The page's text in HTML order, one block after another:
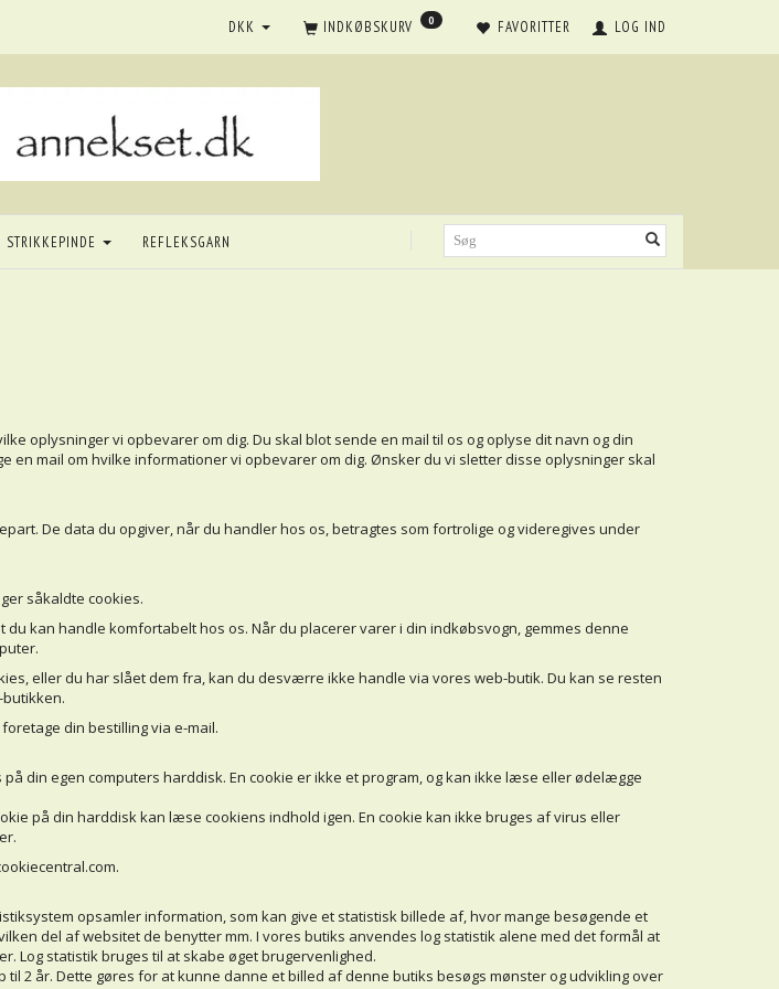
FAVORITTER LOG IND
INDKØBSKURV 0
DKK
STRIKKEPINDE REFLEKSGARN
oplysninger vi opbevarer om dig. Du skal blot sende en mail til os og oplyse dit navn og din
en mail om hvilke informationer vi opbevarer om dig. Ønsker du vi sletter disse oplysninger skal
De data du opgiver, når du handler hos os, betragtes som fortrolige og videregives under
såkaldte cookies.
du kan handle komfortabelt hos os. Når du placerer varer i din indkøbsvogn, gemmes denne
eller du har slået dem fra, kan du desværre ikke handle via vores web-butik. Du kan se resten
din bestilling via e-mail.
din egen computers harddisk. En cookie er ikke et program, og kan ikke læse eller ødelægge
på din harddisk kan læse cookiens indhold igen. En cookie kan ikke bruges af virus eller
opsamler information, som kan give et statistisk billede af, hvor mange besøgende et
del af websitet de benytter mm. I vores butiks anvendes log statistik alene med det formål at
Log statistik bruges til at skabe øget brugervenlighed.
til 2 år. Dette gøres for at kunne danne et billed af denne butiks besøgs mønster og udvikling over